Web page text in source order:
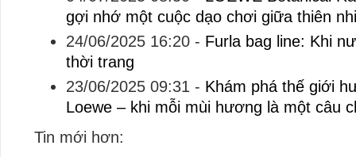
gợi nhớ một cuộc dạo chơi giữa thiên
24/06/2025 16:20- Furla bag line: Khi
thời trang
23/06/2025 09:31 - Khám phá thế giới
Loewe – khi mỗi mùi hương là một câu
Tin mới hơn: